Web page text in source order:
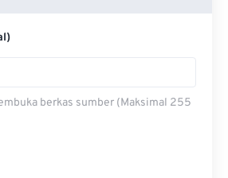
berkas sumber (Maksimal 255